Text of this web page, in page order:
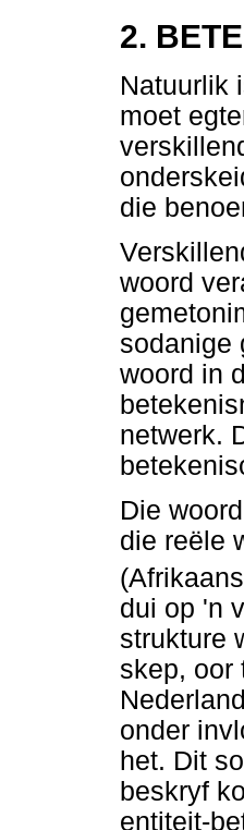
2.
Natuurlik
moet
die
woord
sodanige
woord in
netwerk.
Die
die reële
dui op 'n
strukture
skep, oor
onder
het. Dit
beskryf
entiteit-